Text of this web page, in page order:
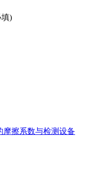
填)
摩擦系数与检测设备